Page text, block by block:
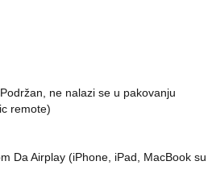
ne nalazi se u pakovanju
remote)
Da Airplay (iPhone, iPad, MacBook su